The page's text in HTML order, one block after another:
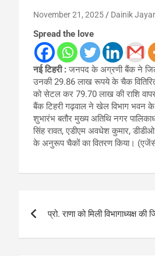
November 21, 2025 Dainik
Spread the love
नई टिहरी :जनपद के अग्रणी बैंक ने
उनकी 29.86 लाख रूपये के चैक
को सेटल कर 79.70 लाख की राशि
बैंक टिहरी गढ़वाल ने खेल विभाग भवन
शुभारंभ बतौर मुख्य अतिथि नगर
सिंह रावत, एडीएम अवधेश कुमार,
के अनुरूप चैकों का वितरण किया।
navigation
प्रो. राणा को मिली विभागाध्यक्ष की